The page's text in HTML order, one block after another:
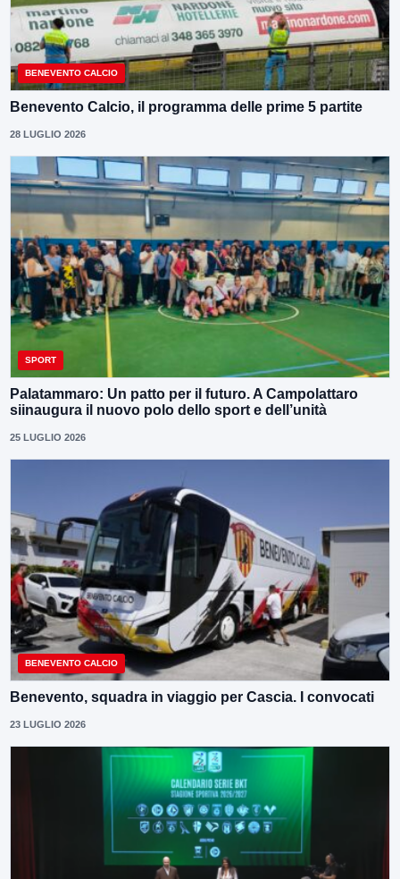
BENEVENTO CALCIO
Benevento Calcio, il programma delle prime 5 partite
28 LUGLIO 2026
SPORT
Palatammaro: Un patto per il futuro. A Campolattaro
siinaugura il nuovo polo dello sport e dell’unità
25 LUGLIO 2026
BENEVENTO CALCIO
Benevento, squadra in viaggio per Cascia. I convocati
23 LUGLIO 2026